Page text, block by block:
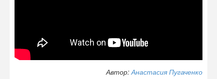
Автор:Анастасия Пугаченко